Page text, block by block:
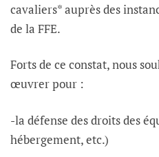
cavaliers* auprès des
de la FFE.
Forts de ce constat, nous
œuvrer pour :
-la défense des droits des
hébergement, etc.)